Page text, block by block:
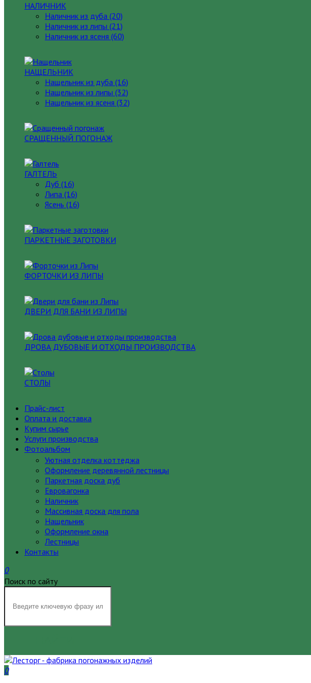
НАЛИЧНИК
Наличник из дуба (20)
Наличник из липы (21)
Наличник из ясеня (60)
НАЩЕЛЬНИК
Нащельник из дуба (16)
Нащельник из липы (32)
Нащельник из ясеня (32)
СРАЩЕННЫЙ ПОГОНАЖ
ГАЛТЕЛЬ
Дуб (16)
Липа (16)
Ясень (16)
ПАРКЕТНЫЕ ЗАГОТОВКИ
ФОРТОЧКИ ИЗ ЛИПЫ
ДВЕРИ ДЛЯ БАНИ ИЗ ЛИПЫ
ДРОВА ДУБОВЫЕ И ОТХОДЫ ПРОИЗВОДСТВА
СТОЛЫ
Прайс-лист
Оплата и доставка
Купим сырье
Услуги производства
Фотоальбом
Уютная отделка коттеджа
Оформление деревянной лестницы
Паркетная доска дуб
Евровагонка
Наличник
Массивная доска для пола
Нащельник
Оформление окна
Лестницы
Контакты
0
Поиск по сайту
0